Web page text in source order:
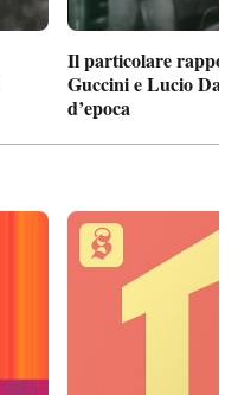
Il particolare
Guccini e Lucio
d’epoca